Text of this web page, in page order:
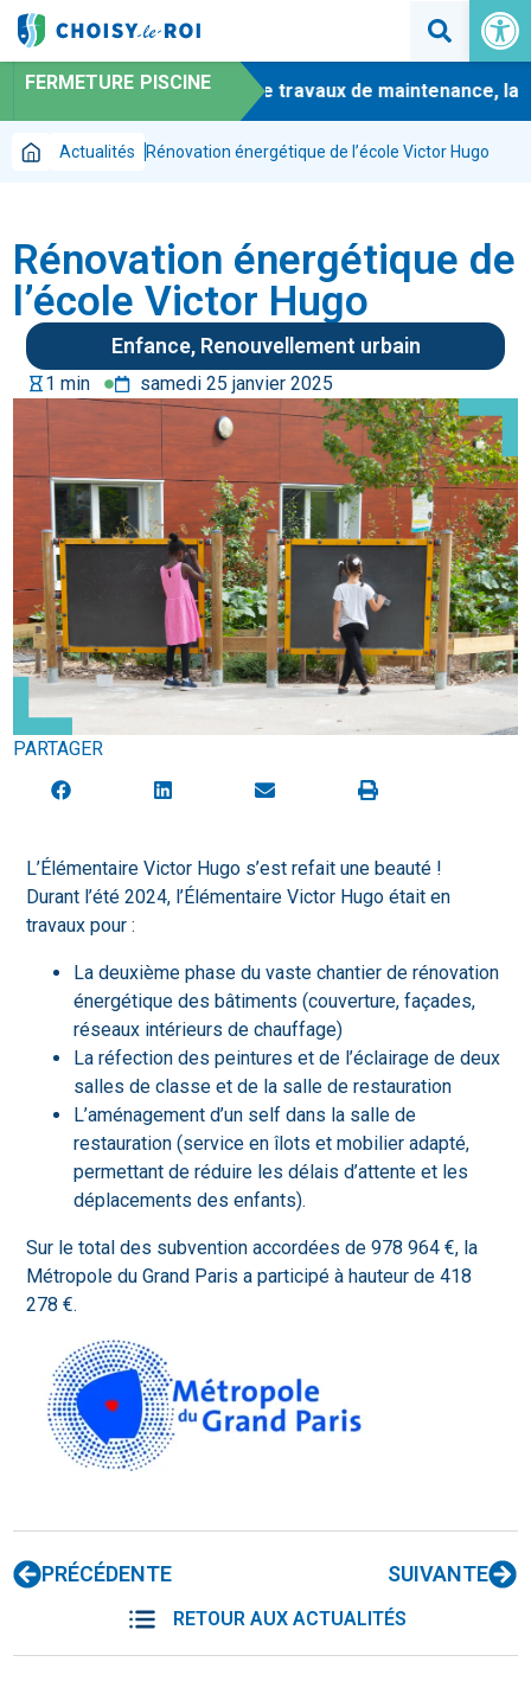
Ouvrir
FERMETURE PISCINE
-En raison de travaux de maintenance, la
Actualités Rénovation énergétique de l’école Victor Hugo
Rénovation énergétique de
l’école Victor Hugo
Enfance, Renouvellement urbain
hourglass1 min samedi 25 janvier 2025
PARTAGER
L’Élémentaire Victor Hugo s’est refait une beauté !
Durant l’été 2024, l’Élémentaire Victor Hugo était en
travaux pour :
La deuxième phase du vaste chantier de rénovation
énergétique des bâtiments (couverture, façades,
réseaux intérieurs de chauffage)
La réfection des peintures et de l’éclairage de deux
salles de classe et de la salle de restauration
L’aménagement d’un self dans la salle de
restauration (service en îlots et mobilier adapté,
permettant de réduire les délais d’attente et les
déplacements des enfants).
Sur le total des subvention accordées de 978 964 €, la
Métropole du Grand Paris a participé à hauteur de 418
278 €.
PRÉCÉDENTE SUIVANTE
RETOUR AUX ACTUALITÉS